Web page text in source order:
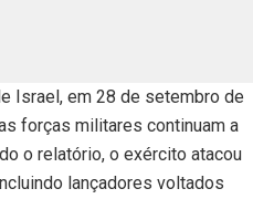
Israel, em 28 de setembro de
forças militares continuam a
o relatório, o exército atacou
lançadores voltados